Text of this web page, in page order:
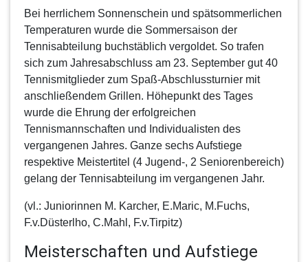
Bei herrlichem Sonnenschein und spätsommerlichen
Temperaturen wurde die Sommersaison der
Tennisabteilung buchstäblich vergoldet. So trafen
sich zum Jahresabschluss am 23. September gut 40
Tennismitglieder zum Spaß-Abschlussturnier mit
anschließendem Grillen. Höhepunkt des Tages
wurde die Ehrung der erfolgreichen
Tennismannschaften und Individualisten des
vergangenen Jahres. Ganze sechs Aufstiege
respektive Meistertitel (4 Jugend-, 2 Seniorenbereich)
gelang der Tennisabteilung im vergangenen Jahr.
(vl.: Juniorinnen M. Karcher, E.Maric, M.Fuchs,
F.v.Düsterlho, C.Mahl, F.v.Tirpitz)
Meisterschaften und Aufstiege